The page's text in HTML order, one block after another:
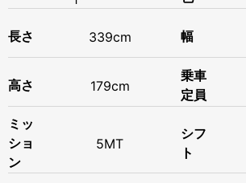
長さ 339cm 幅
高さ 179cm
乗車
定員
ミッ
ショ
ン
5MT
シフ
ト